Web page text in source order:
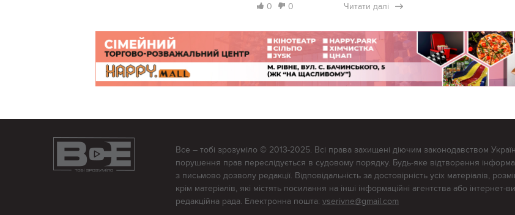
0 0 Читати далі
Все – тобі зрозуміло © 2013-2025. Всі права захищені діючим законодавством
порушення прав переслідується в судовому порядку. Будь-яке відтворення
з письмово дозволу редакції. Відповідальність за достовірність усіх матеріалів,
крім матеріалів, які містять посилання на інші інформаційні агентства або інтернет-
редакційна рада. Електронна пошта: vserivne@gmail.com